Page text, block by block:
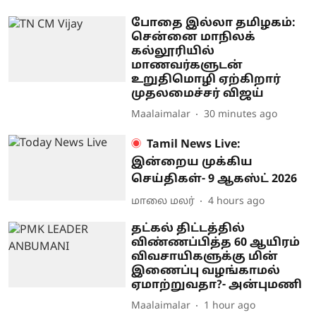
போதை இல்லா தமிழகம்:
சென்னை மாநிலக்
கல்லூரியில்
மாணவர்களுடன்
உறுதிமொழி ஏற்கிறார்
முதலமைச்சர் விஜய்
Maalaimalar 30 minutes ago
Tamil News Live:
இன்றைய முக்கிய
செய்திகள்- 9 ஆகஸ்ட் 2026
மாலை மலர் 4 hours ago
தட்கல் திட்டத்தில்
விண்ணப்பித்த 60 ஆயிரம்
விவசாயிகளுக்கு மின்
இணைப்பு வழங்காமல்
ஏமாற்றுவதா?- அன்புமணி
Maalaimalar 1 hour ago